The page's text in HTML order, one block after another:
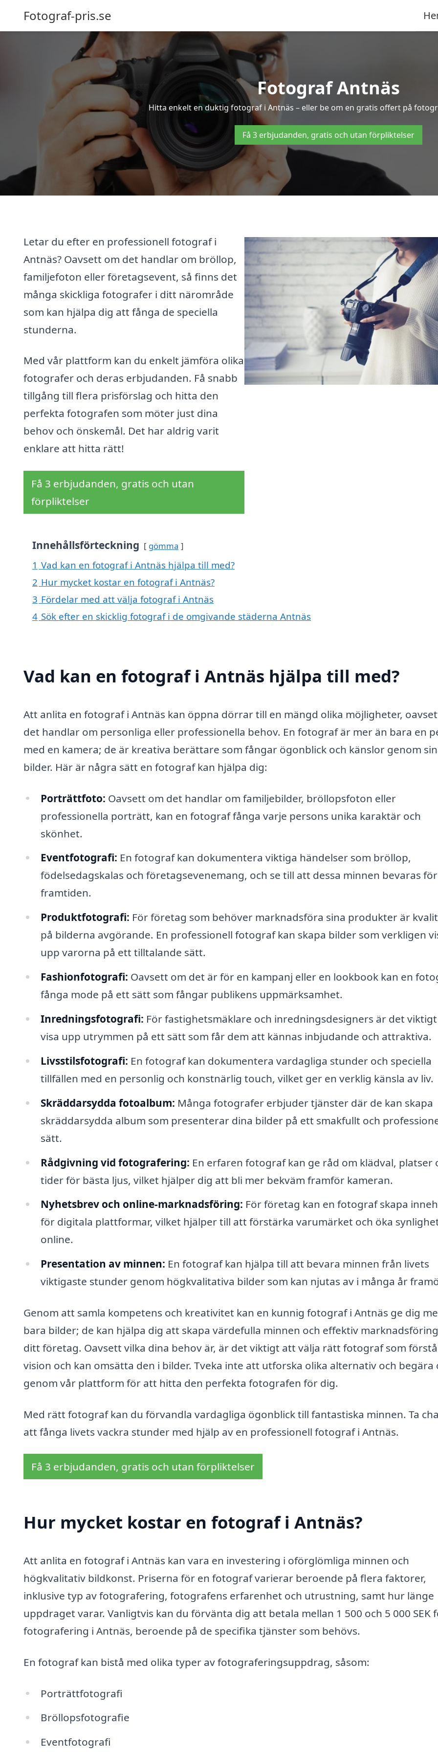
Fotograf-pris.se
Fotograf Antnäs
Hitta enkelt en duktig fotograf i Antnäs – eller be om en gratis offert på
Få 3 erbjudanden, gratis och utan förpliktelser
Letar du efter en professionell fotograf i
Antnäs? Oavsett om det handlar om bröllop,
familjefoton eller företagsevent, så finns det
många skickliga fotografer i ditt närområde
som kan hjälpa dig att fånga de speciella
stunderna.
Med vår plattform kan du enkelt jämföra olika
fotografer och deras erbjudanden. Få snabb
tillgång till flera prisförslag och hitta den
perfekta fotografen som möter just dina
behov och önskemål. Det har aldrig varit
enklare att hitta rätt!
Få 3 erbjudanden, gratis och utan
förpliktelser
Innehållsförteckning gömma
1 Vad kan en fotograf i Antnäs hjälpa till med?
2 Hur mycket kostar en fotograf i Antnäs?
3 Fördelar med att välja fotograf i Antnäs
4 Sök efter en skicklig fotograf i de omgivande städerna Antnäs
Vad kan en fotograf i Antnäs hjälpa till med?
Att anlita en fotograf i Antnäs kan öppna dörrar till en mängd olika möjligheter,
det handlar om personliga eller professionella behov. En fotograf är mer än bara en
med en kamera; de är kreativa berättare som fångar ögonblick och känslor genom
bilder. Här är några sätt en fotograf kan hjälpa dig:
Porträttfoto: Oavsett om det handlar om familjebilder, bröllopsfoton eller
professionella porträtt, kan en fotograf fånga varje persons unika karaktär och
skönhet.
Eventfotografi: En fotograf kan dokumentera viktiga händelser som bröllop,
födelsedagskalas och företagsevenemang, och se till att dessa minnen bevaras för
framtiden.
Produktfotografi: För företag som behöver marknadsföra sina produkter är
på bilderna avgörande. En professionell fotograf kan skapa bilder som verkligen
upp varorna på ett tilltalande sätt.
Fashionfotografi: Oavsett om det är för en kampanj eller en lookbook kan en
fånga mode på ett sätt som fångar publikens uppmärksamhet.
Inredningsfotografi: För fastighetsmäklare och inredningsdesigners är det
visa upp utrymmen på ett sätt som får dem att kännas inbjudande och attraktiva.
Livsstilsfotografi: En fotograf kan dokumentera vardagliga stunder och speciella
tillfällen med en personlig och konstnärlig touch, vilket ger en verklig känsla av liv.
Skräddarsydda fotoalbum: Många fotografer erbjuder tjänster där de kan skapa
skräddarsydda album som presenterar dina bilder på ett smakfullt och
sätt.
Rådgivning vid fotografering: En erfaren fotograf kan ge råd om klädval, platser
tider för bästa ljus, vilket hjälper dig att bli mer bekväm framför kameran.
Nyhetsbrev och online-marknadsföring: För företag kan en fotograf skapa
för digitala plattformar, vilket hjälper till att förstärka varumärket och öka
online.
Presentation av minnen: En fotograf kan hjälpa till att bevara minnen från livets
viktigaste stunder genom högkvalitativa bilder som kan njutas av i många år
Genom att samla kompetens och kreativitet kan en kunnig fotograf i Antnäs ge dig
bara bilder; de kan hjälpa dig att skapa värdefulla minnen och effektiv
ditt företag. Oavsett vilka dina behov är, är det viktigt att välja rätt fotograf som
vision och kan omsätta den i bilder. Tveka inte att utforska olika alternativ och begära
genom vår plattform för att hitta den perfekta fotografen för dig.
Med rätt fotograf kan du förvandla vardagliga ögonblick till fantastiska minnen. Ta
att fånga livets vackra stunder med hjälp av en professionell fotograf i Antnäs.
Få 3 erbjudanden, gratis och utan förpliktelser
Hur mycket kostar en fotograf i Antnäs?
Att anlita en fotograf i Antnäs kan vara en investering i oförglömliga minnen och
högkvalitativ bildkonst. Priserna för en fotograf varierar beroende på flera faktorer,
inklusive typ av fotografering, fotografens erfarenhet och utrustning, samt hur länge
uppdraget varar. Vanligtvis kan du förvänta dig att betala mellan 1 500 och 5 000 SEK
fotografering i Antnäs, beroende på de specifika tjänster som behövs.
En fotograf kan bistå med olika typer av fotograferingsuppdrag, såsom:
Porträttfotografi
Bröllopsfotografie
Eventfotografi